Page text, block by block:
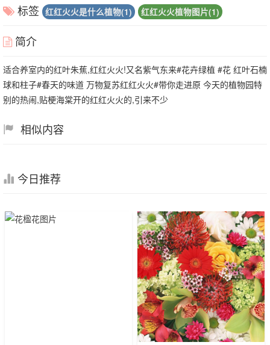
标签 红红火火是什么植物(1) 红红火火植物图片(1)
简介
适合养室内的红叶朱蕉,红红火火!又名紫气东来#花卉绿植 #花 红叶石楠
球和柱子#春天的味道 万物复苏红红火火#带你走进原 今天的植物园特
别的热闹,贴梗海棠开的红红火火的,引来不少
相似内容
今日推荐